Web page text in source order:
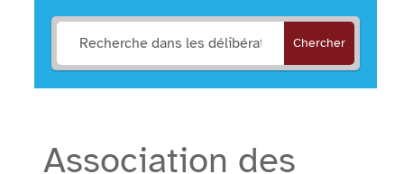
Chercher
Association des